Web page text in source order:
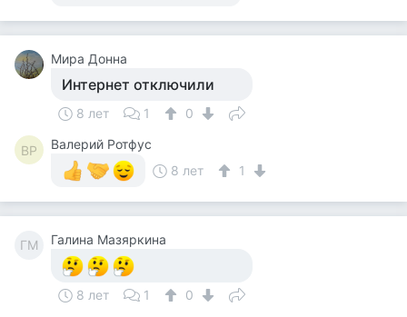
Мира Донна
Интернет отключили
8 лет 1 0
ВР
Валерий Ротфус
8 лет
1
ГМ Галина Мазяркина
8 лет 1 0